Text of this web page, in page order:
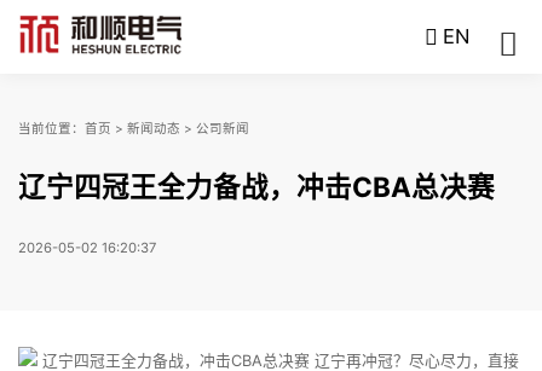
EN
当前位置： 首页 > 新闻动态 > 公司新闻
辽宁四冠王全力备战，冲击CBA总决赛
2026-05-02 16:20:37
辽宁四冠王全力备战，冲击CBA总决赛 辽宁再冲冠？尽心尽力，直接